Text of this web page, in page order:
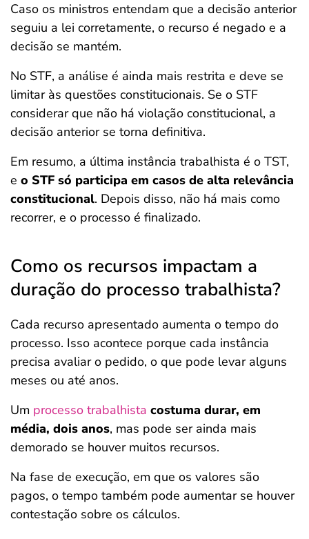
Caso os ministros entendam que a decisão anterior
seguiu a lei corretamente, o recurso é negado e a
decisão se mantém.
No STF, a análise é ainda mais restrita e deve se
limitar às questões constitucionais. Se o STF
considerar que não há violação constitucional, a
decisão anterior se torna definitiva.
Em resumo, a última instância trabalhista é o TST,
e o STF só participa em casos de alta relevância
constitucional. Depois disso, não há mais como
recorrer, e o processo é finalizado.
Como os recursos impactam a
duração do processo trabalhista?
Cada recurso apresentado aumenta o tempo do
processo. Isso acontece porque cada instância
precisa avaliar o pedido, o que pode levar alguns
meses ou até anos.
Um processo trabalhista costuma durar, em
média, dois anos, mas pode ser ainda mais
demorado se houver muitos recursos.
Na fase de execução, em que os valores são
pagos, o tempo também pode aumentar se houver
contestação sobre os cálculos.